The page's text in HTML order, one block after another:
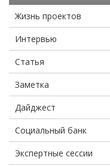
Жизнь проектов
Интервью
Статья
Заметка
Дайджест
Социальный банк
Экспертные сессии